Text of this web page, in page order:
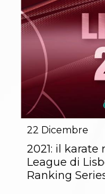
22 Dicembre
2021: il
League di
Ranking